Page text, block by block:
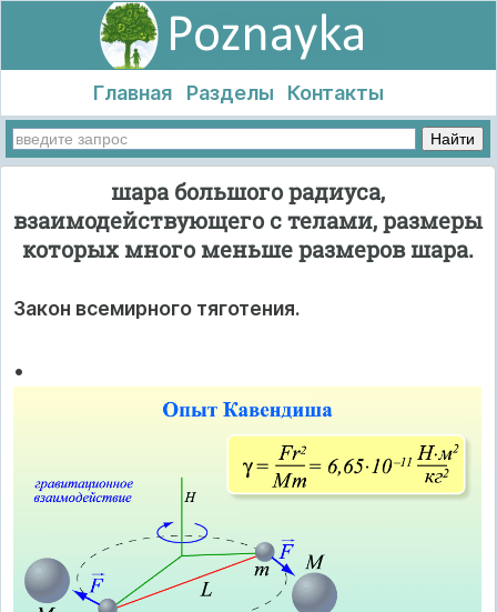
Главная Разделы Контакты
шара большого радиуса,
взаимодействующего с телами, размеры
которых много меньше размеров шара.
Закон всемирного тяготения.
•